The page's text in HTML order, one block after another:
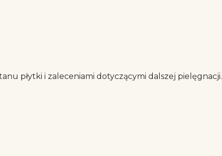
płytki i zaleceniami dotyczącymi dalszej pielęgnacji.